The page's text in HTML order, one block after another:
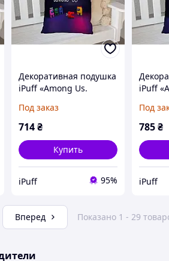
Декоративная подушка
iPuff «Among Us.
плюш, односторонняя
Под заказ
714₴
Купить
iPuff 95%
iPuff
плюш,
обеих
Под
785₴
iPuff
Вперед Показано 1 - 29